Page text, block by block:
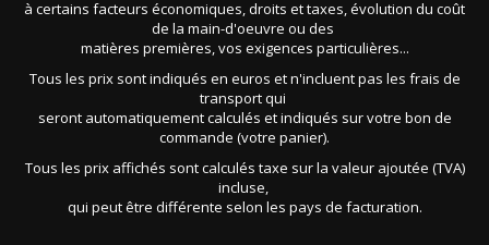
à certains facteurs économiques, droits et taxes, évolution du coût
de la main-d'oeuvre ou des
matières premières, vos exigences particulières...
Tous les prix sont indiqués en euros et n'incluent pas les frais de
transport qui
seront automatiquement calculés et indiqués sur votre bon de
commande (votre panier).
Tous les prix affichés sont calculés taxe sur la valeur ajoutée (TVA)
incluse,
qui peut être différente selon les pays de facturation.